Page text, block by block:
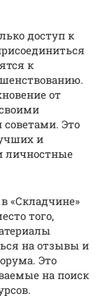
доступ к
к
от
Это
и
личностные
«Складчине»
того,
на отзывы и
Это
на поиск